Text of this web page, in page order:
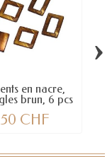
en nacre,
brun, 6 pcs
CHF
›